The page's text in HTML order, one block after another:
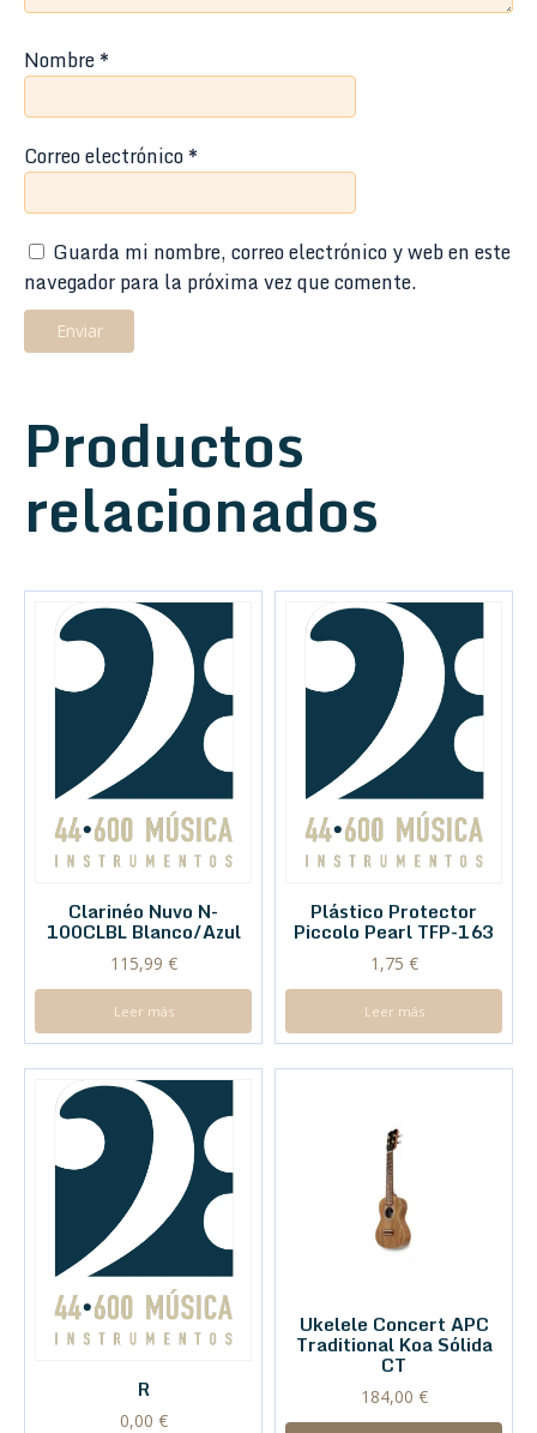
Nombre*
Correo electrónico*
Guarda mi nombre, correo electrónico y web en este
navegador para la próxima vez que comente.
Productos
relacionados
Clarinéo Nuvo N-
100CLBL Blanco/Azul
115,99 €
Leer más
Plástico Protector
Piccolo Pearl TFP-163
1,75 €
Leer más
R
0,00 €
Ukelele Concert APC
Traditional Koa Sólida
CT
184,00 €